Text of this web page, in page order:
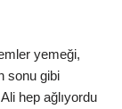
yemeği,
sonu gibi
hep ağlıyordu